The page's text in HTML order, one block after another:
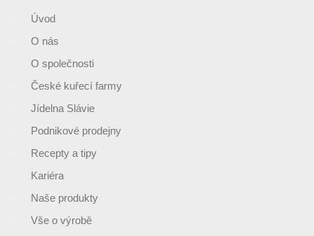
Úvod
O nás
O společnosti
České kuřecí farmy
Jídelna Slávie
Podnikové prodejny
Recepty a tipy
Kariéra
Naše produkty
Vše o výrobě